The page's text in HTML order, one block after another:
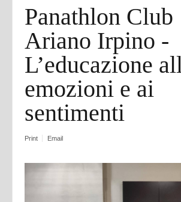
Panathlon Club
Ariano Irpino -
L’educazione
emozioni e ai
sentimenti
Print Email